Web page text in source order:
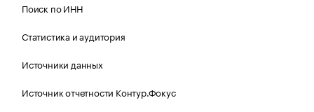
Поиск по ИНН
Статистика и аудитория
Источники данных
Источник отчетности Контур.Фокус